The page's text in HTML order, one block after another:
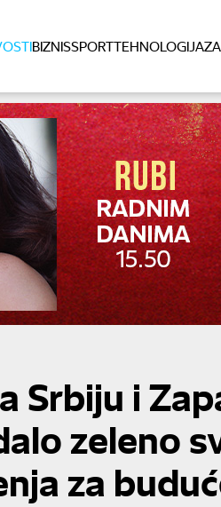
BIZNISSPORTTEHNOLOGIJA
Srbiju i
zeleno
za